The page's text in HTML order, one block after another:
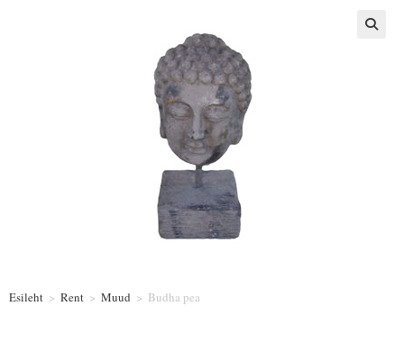
Esileht > Rent > Muud > Budha pea